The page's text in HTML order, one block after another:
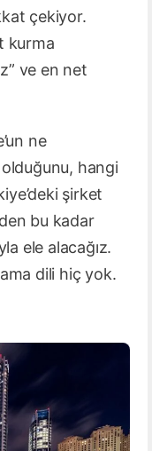
çekiyor.
kurma
ve en net
ne
hangi
şirket
bu kadar
ele alacağız.
dili hiç yok.